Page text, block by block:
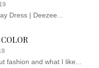
Dress | Deezee...
fashion and what I like...